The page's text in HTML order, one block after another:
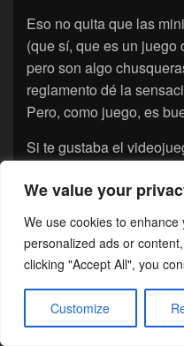
We value your
We use cookies to
personalized ads or
clicking "Accept All", you
Customize
Eso no quita que las
(que sí, que es un juego
pero son algo
reglamento dé la
Pero, como juego, es
Si te gustaba el
videojuego, sigue
cuenta que la curva de
Lo peor…
El reglamento es
jugar. Suerte que está
Las miniaturas son